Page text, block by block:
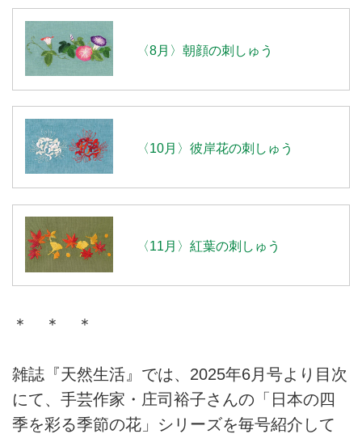
〈8月〉朝顔の刺しゅう
〈10月〉彼岸花の刺しゅう
〈11月〉紅葉の刺しゅう
＊ ＊ ＊
雑誌『天然生活』では、2025年6月号より目次
にて、手芸作家・庄司裕子さんの「日本の四
季を彩る季節の花」シリーズを毎号紹介して